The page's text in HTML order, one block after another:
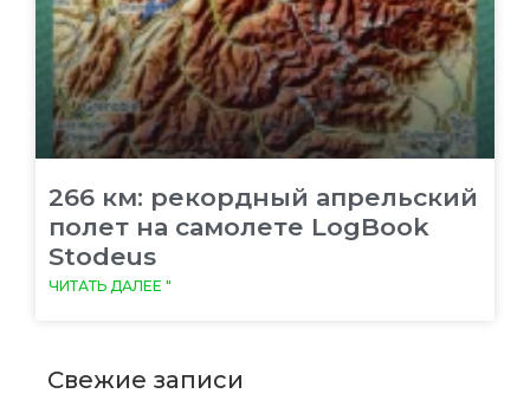
266 км: рекордный апрельский
полет на самолете LogBook
Stodeus
ЧИТАТЬ ДАЛЕЕ "
Свежие записи